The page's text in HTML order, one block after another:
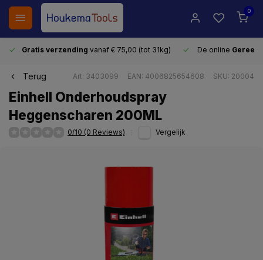
0
Gratis verzending vanaf € 75,00 (tot 31kg) De online
Terug Art: 3403099 EAN: 4006825654608 SKU: 20004
Einhell Onderhoudspray
Heggenscharen 200ML
0/10 (0 Reviews) Vergelijk